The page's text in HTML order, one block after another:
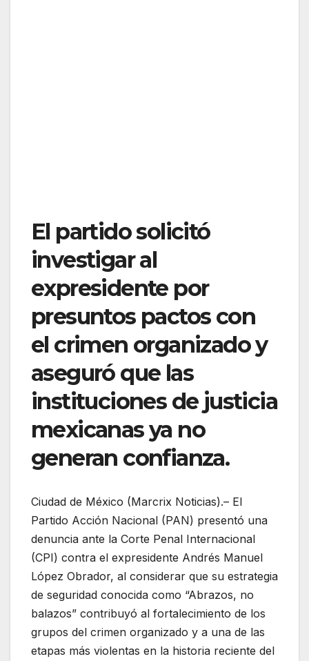
El partido solicitó
investigar al
expresidente por
presuntos pactos con
el crimen organizado y
aseguró que las
instituciones de justicia
mexicanas ya no
generan confianza.
Ciudad de México (Marcrix Noticias).– El
Partido Acción Nacional (PAN) presentó una
denuncia ante la Corte Penal Internacional
(CPI) contra el expresidente Andrés Manuel
López Obrador, al considerar que su estrategia
de seguridad conocida como “Abrazos, no
balazos” contribuyó al fortalecimiento de los
grupos del crimen organizado y a una de las
etapas más violentas en la historia reciente del